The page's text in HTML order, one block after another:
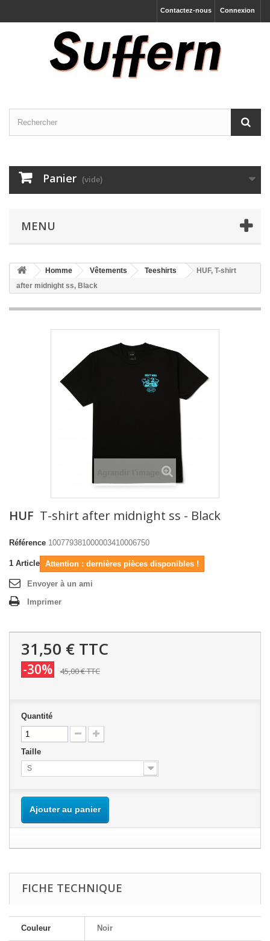
Connexion
Contactez-nous
Panier (vide)
MENU
Homme Vêtements Teeshirts
HUF, T-shirt
after midnight ss, Black
HUF T-shirt after midnight ss - Black
Référence 100779381000003410006750
1 Article Attention : dernières pièces disponibles !
Envoyer à un ami
Imprimer
31,50 € TTC
-30% 45,00 €TTC
Quantité
Taille
S
Ajouter au panier
FICHE TECHNIQUE
Couleur Noir